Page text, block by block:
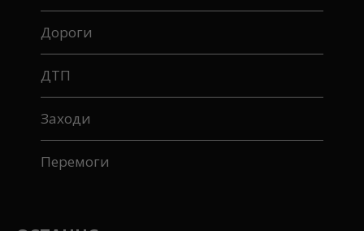
Дороги
ДТП
Заходи
Перемоги